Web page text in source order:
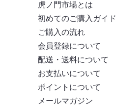
虎ノ門市場とは
初めてのご購入ガイド
ご購入の流れ
会員登録について
配送・送料について
お支払いについて
ポイントについて
メールマガジン